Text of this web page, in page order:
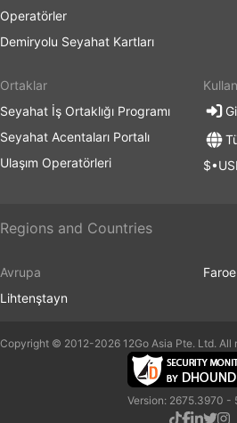
Operatörler
Demiryolu Seyahat Kartları
Ortaklar
Seyahat İş Ortaklığı Programı
Seyahat Acentaları Portalı
Ulaşım Operatörleri
Regions and Countries
Avrupa
Lihtenştayn
Copyright © 2012-2026 12Go Asia Pte. Ltd. All
Version: 2675.3970 -